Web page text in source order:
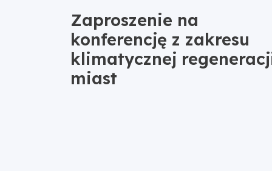
Zaproszenie na
konferencję z zakresu
klimatycznej
miast